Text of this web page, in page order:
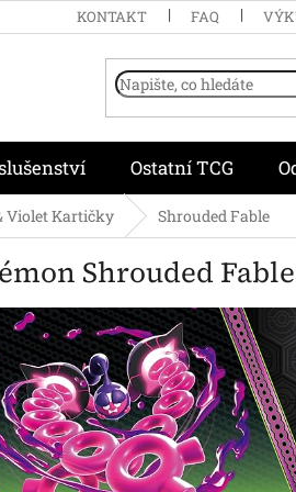
KONTAKT FAQ
Ostatní TCG
Violet Kartičky Shrouded Fable
Shrouded Fable